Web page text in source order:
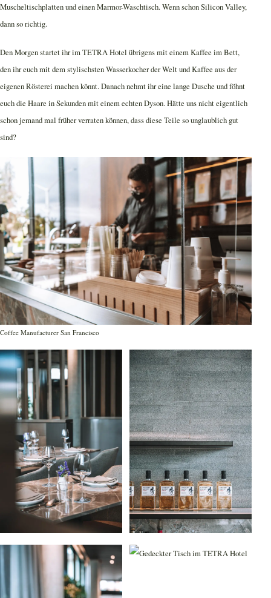
Muscheltischplatten und einen Marmor-Waschtisch. Wenn schon Silicon Valley,
dann so richtig.
Den Morgen startet ihr im TETRA Hotel übrigens mit einem Kaffee im Bett,
den ihr euch mit dem stylischsten Wasserkocher der Welt und Kaffee aus der
eigenen Rösterei machen könnt. Danach nehmt ihr eine lange Dusche und föhnt
euch die Haare in Sekunden mit einem echten Dyson. Hätte uns nicht eigentlich
schon jemand mal früher verraten können, dass diese Teile so unglaublich gut
sind?
Coffee Manufacturer San Francisco